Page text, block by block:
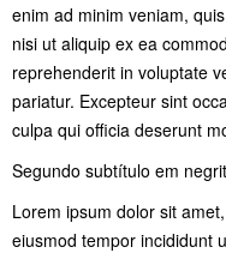
enim ad minim veniam,
nisi ut aliquip ex ea
reprehenderit in voluptate
pariatur. Excepteur sint
culpa qui officia deserunt
Segundo subtítulo em
Lorem ipsum dolor sit
eiusmod tempor incididunt